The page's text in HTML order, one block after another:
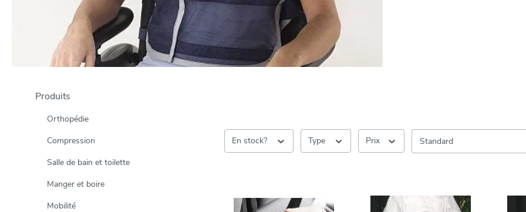
Produits
Orthopédie
Compression
Salle de bain et toilette
Manger et boire
Mobilité
En stock? Type Prix